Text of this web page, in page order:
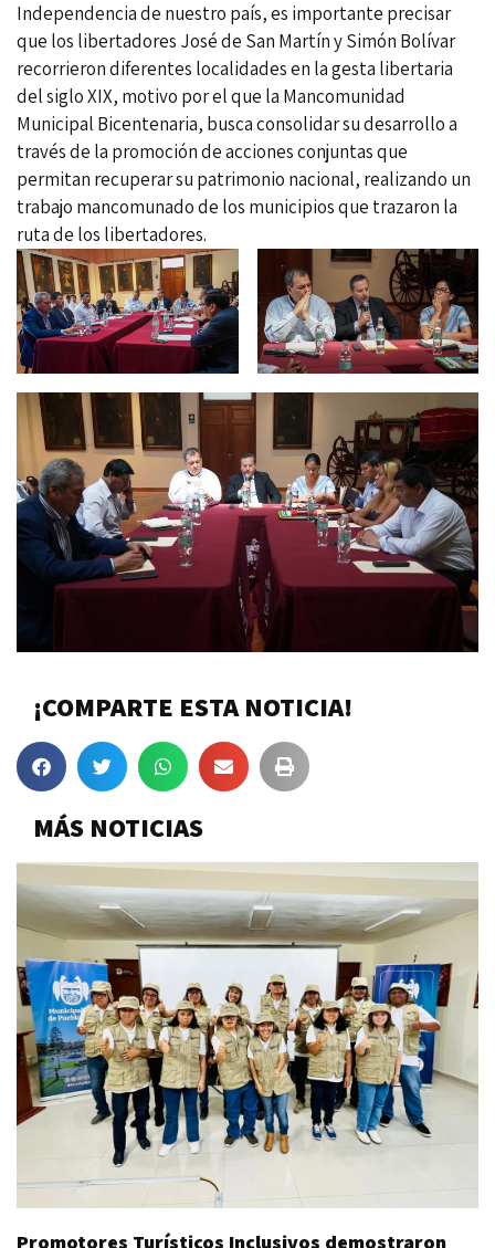
Independencia de nuestro país, es importante precisar
que los libertadores José de San Martín y Simón Bolívar
recorrieron diferentes localidades en la gesta libertaria
del siglo XIX, motivo por el que la Mancomunidad
Municipal Bicentenaria, busca consolidar su desarrollo a
través de la promoción de acciones conjuntas que
permitan recuperar su patrimonio nacional, realizando un
trabajo mancomunado de los municipios que trazaron la
ruta de los libertadores.
¡COMPARTE ESTA NOTICIA!
MÁS NOTICIAS
Promotores Turísticos Inclusivos demostraron